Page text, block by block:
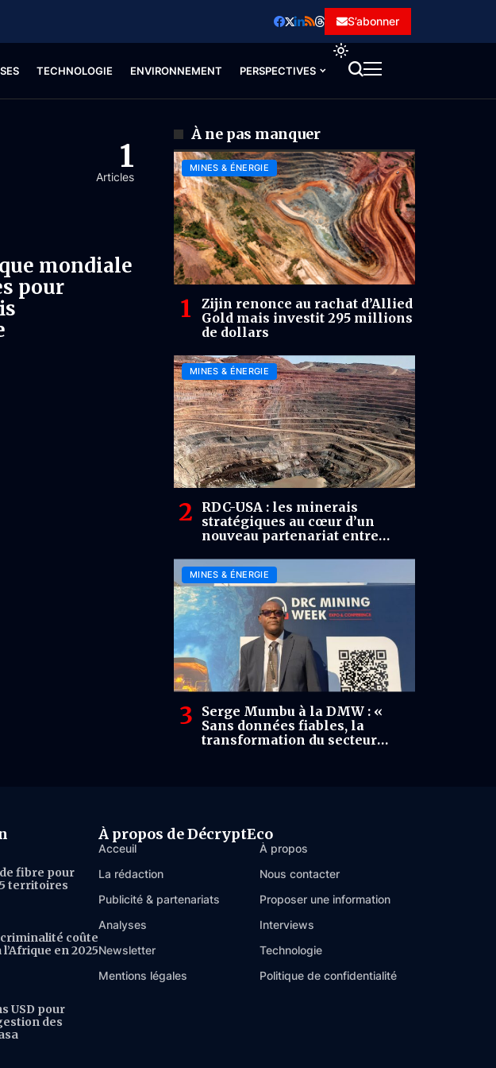
S’abonner
TECHNOLOGIE ENVIRONNEMENT PERSPECTIVES
1
Articles
mondiale
pour
À ne pas manquer
MINES & ÉNERGIE
Zijin renonce au rachat d’Allied
Gold mais investit 295 millions
de dollars
MINES & ÉNERGIE
RDC-USA : les minerais
stratégiques au cœur d’un
nouveau partenariat entre
MINES & ÉNERGIE
Serge Mumbu à la DMW : «
Sans données fiables, la
transformation du secteur
de fibre pour
territoires
coûte
en 2025
USD pour
des
À propos de DécryptEco
Acceuil
À propos
La rédaction
Nous contacter
Publicité & partenariats
Proposer une information
Analyses
Interviews
Newsletter
Technologie
Mentions légales
Politique de confidentialité